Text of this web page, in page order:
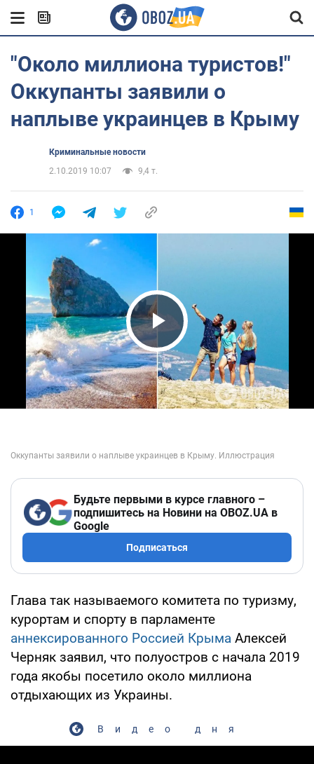
"Около миллиона туристов!"
Оккупанты заявили о
наплыве украинцев в Крыму
Криминальные новости
2.10.2019 10:07
9,4 т.
1
Play Video
Будьте первыми в курсе главного –
подпишитесь на Новини на OBOZ.UA в
Google
Подписаться
Глава так называемого комитета по туризму,
курортам и спорту в парламенте
аннексированного Россией Крыма Алексей
Черняк заявил, что полуостров с начала 2019
года якобы посетило около миллиона
отдыхающих из Украины.
Видео дня